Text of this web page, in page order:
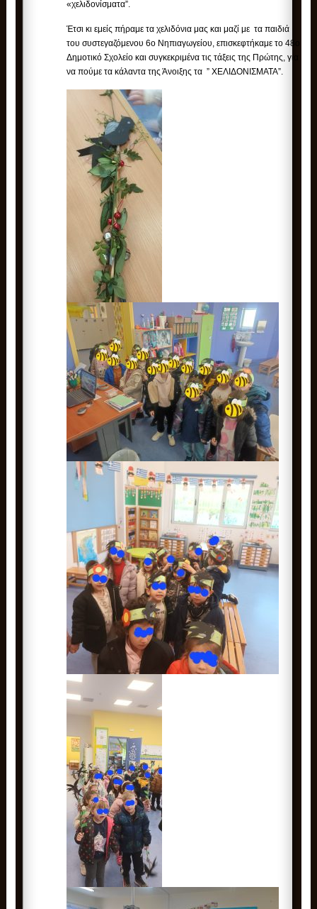
«χελιδονίσματα”.
Έτσι κι εμείς πήραμε τα χελιδόνια μας και μαζί με τα παιδιά
του συστεγαζόμενου 6ο Νηπιαγωγείου, επισκεφτήκαμε το 48ο
Δημοτικό Σχολείο και συγκεκριμένα τις τάξεις της Πρώτης, για
να πούμε τα κάλαντα της Άνοιξης τα ” ΧΕΛΙΔΟΝΙΣΜΑΤΑ”.